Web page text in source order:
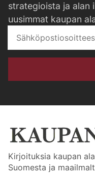
strategioista ja alan
uusimmat kaupan
Kirjoituksia kaupan
Suomesta ja